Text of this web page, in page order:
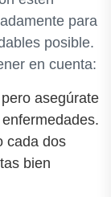
para
posible.
en cuenta:
asegúrate
cada dos
bien